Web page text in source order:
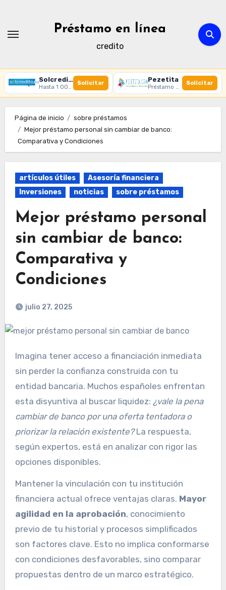
contenido
Préstamo en línea
credito
Solcredito
Hasta 1 000 € · 30 días · 100% online
Solicitar Pezetita
Préstamo online · Aprobación rápida
Solicitar
Página de inicio
sobre préstamos
Mejor préstamo personal sin cambiar de banco:
Comparativa y Condiciones
artículos útiles
Asesoría financiera
Inversiones
noticias sobre préstamos
Mejor préstamo personal
sin cambiar de banco:
Comparativa y
Condiciones
julio 27, 2025
Imagina tener acceso a financiación inmediata
sin perder la confianza construida con tu
entidad bancaria. Muchos españoles enfrentan
esta disyuntiva al buscar liquidez: ¿vale la pena
cambiar de banco por una oferta tentadora o
priorizar la relación existente?La respuesta,
según expertos, está en analizar con rigor las
opciones disponibles.
Mantener la vinculación con tu institución
financiera actual ofrece ventajas claras. Mayor
agilidad en la aprobación, conocimiento
previo de tu historial y procesos simplificados
son factores clave. Esto no implica conformarse
con condiciones desfavorables, sino comparar
propuestas dentro de un marco estratégico.